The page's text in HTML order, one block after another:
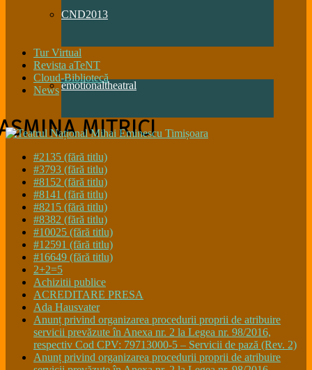
CND2013
Tur Virtual
Revista aTeNT
Cloud-Bibliotecă
Newsemotionaltheatral
MITRICI
#2135 (fără titlu)
#3793 (fără titlu)
#8152 (fără titlu)
#8141 (fără titlu)
#8215 (fără titlu)
#8382 (fără titlu)
#10025 (fără titlu)
#12591 (fără titlu)
#16649 (fără titlu)
2+2=5
Achizitii publice
ACREDITARE PRESA
Ada Hausvater
Anunț privind organizarea procedurii proprii de atribuire
servicii prevăzute în Anexa nr. 2 la Legea nr. 98/2016,
respectiv Cod CPV: 79713000-5 – Servicii de pază (Rev. 2)
Anunț privind organizarea procedurii proprii de atribuire